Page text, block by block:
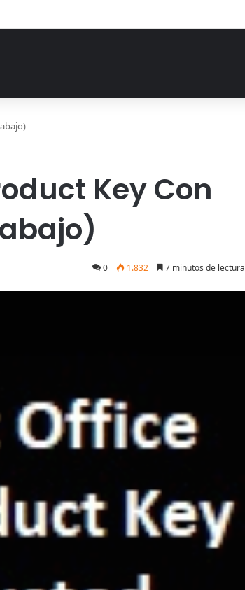
2026 Activación de Versión Pro (Gratis)
Key Con
0 1.832 7 minutos de lectura